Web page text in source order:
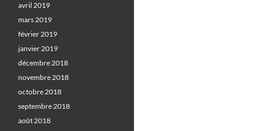
avril 2019
mars 2019
février 2019
janvier 2019
décembre 2018
novembre 2018
octobre 2018
septembre 2018
août 2018